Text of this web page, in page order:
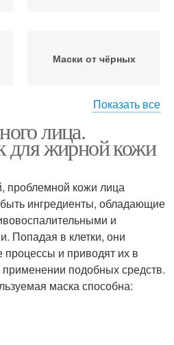
Маски от чёрных
Маска из картофеля
Овсяная маска
Маска на основе
Показать все
лица.
для жирной кожи
проблемной кожи лица
ингредиенты, обладающие
и
Попадая в клетки, они
и приводят их в
подобных средств.
маска способна: